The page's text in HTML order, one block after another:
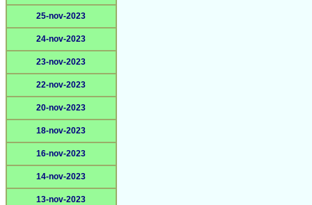
25-nov-2023
24-nov-2023
23-nov-2023
22-nov-2023
20-nov-2023
18-nov-2023
16-nov-2023
14-nov-2023
13-nov-2023